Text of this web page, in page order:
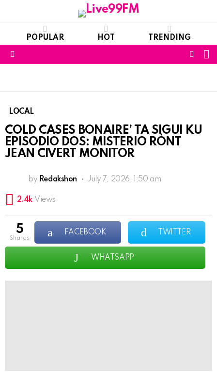
POPULAR HOT TRENDING
LOCAL
COLD CASES BONAIRE’ TA SIGUI KU
EPISODIO DOS: MISTERIO RÒNT
JEAN CIVERT MONITOR
by Redakshon July 7, 2026, 1:50 am
2.4k Views
5
shares
FACEBOOK TWITTER
WHATSAPP